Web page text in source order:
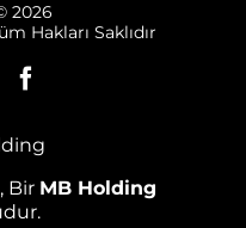
2026
Hakları Saklıdır
Bir MB Holding